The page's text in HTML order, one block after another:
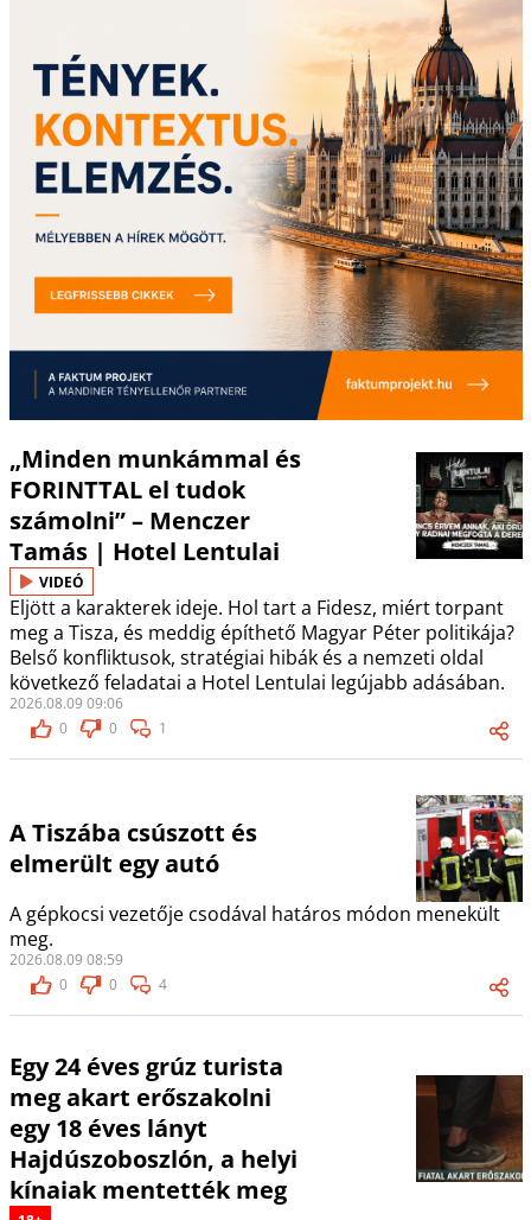
„Minden munkámmal és
FORINTTAL el tudok
számolni” – Menczer
Tamás | Hotel Lentulai
VIDEÓ
Eljött a karakterek ideje. Hol tart a Fidesz, miért torpant
meg a Tisza, és meddig építhető Magyar Péter politikája?
Belső konfliktusok, stratégiai hibák és a nemzeti oldal
következő feladatai a Hotel Lentulai legújabb adásában.
2026.08.09 09:06
0
0 1
A Tiszába csúszott és
elmerült egy autó
A gépkocsi vezetője csodával határos módon menekült
meg.
2026.08.09 08:59
0
0 4
Egy 24 éves grúz turista
meg akart erőszakolni
egy 18 éves lányt
Hajdúszoboszlón, a helyi
kínaiak mentették meg